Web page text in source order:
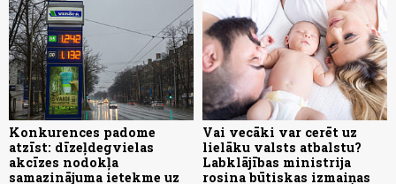
Konkurences padome
atzīst: dīzeļdegvielas
akcīzes nodokļa
samazinājuma ietekme uz
Vai vecāki var cerēt uz
lielāku valsts atbalstu?
Labklājības ministrija
rosina būtiskas izmaiņas